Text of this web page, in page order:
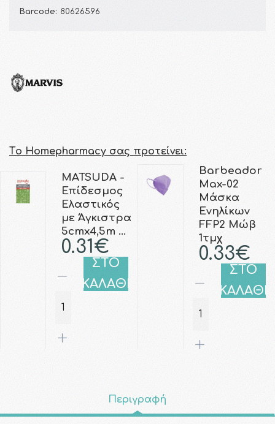
Barcode: 80626596
Τo Homepharmacy σας προτείνει:
MATSUDA -
Επίδεσμος
Ελαστικός
με Άγκιστρα
5cmx4,5m …
0.31€
ΣΤΟ
ΚΑΛΑΘΙ
Barbeador
Max-02
Μάσκα
Ενηλίκων
FFP2 Μώβ
1τμχ
0.33€
ΣΤΟ
ΚΑΛΑΘΙ
Περιγραφή